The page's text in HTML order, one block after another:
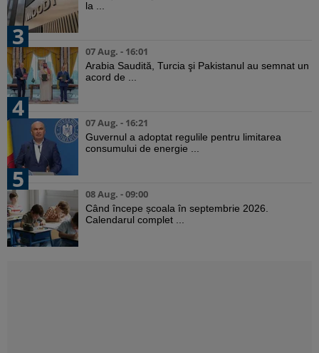
la ...
3
07 Aug. - 16:01
Arabia Saudită, Turcia şi Pakistanul au semnat un
acord de ...
4
07 Aug. - 16:21
Guvernul a adoptat regulile pentru limitarea
consumului de energie ...
5
08 Aug. - 09:00
Când începe școala în septembrie 2026.
Calendarul complet ...